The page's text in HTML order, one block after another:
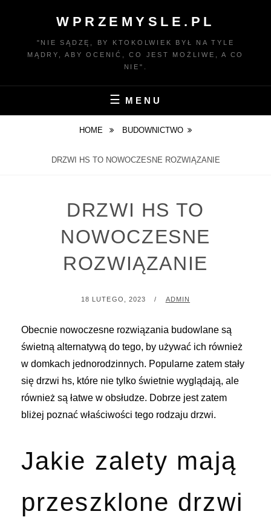
WPRZEMYSLE.PL
"NIE SĄDZĘ, BY KTOKOLWIEK BYŁ NA TYLE
MĄDRY, ABY OCENIĆ, CO JEST MOŻLIWE, A CO
NIE".
MENU
HOME BUDOWNICTWO
DRZWI HS TO NOWOCZESNE ROZWIĄZANIE
DRZWI HS TO
NOWOCZESNE
ROZWIĄZANIE
POSTED
18 LUTEGO, 2023 BY
ADMIN
Obecnie nowoczesne rozwiązania budowlane są
świetną alternatywą do tego, by używać ich również
w domkach jednorodzinnych. Popularne zatem stały
się drzwi hs, które nie tylko świetnie wyglądają, ale
również są łatwe w obsłudze. Dobrze jest zatem
bliżej poznać właściwości tego rodzaju drzwi.
Jakie zalety mają
przeszklone drzwi